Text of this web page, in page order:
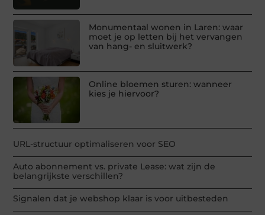
Monumentaal wonen in Laren: waar
moet je op letten bij het vervangen
van hang- en sluitwerk?
Online bloemen sturen: wanneer
kies je hiervoor?
URL-structuur optimaliseren voor SEO
Auto abonnement vs. private Lease: wat zijn de
belangrijkste verschillen?
Signalen dat je webshop klaar is voor uitbesteden